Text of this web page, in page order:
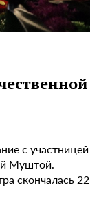
с участницей
Муштой.
скончалась 22